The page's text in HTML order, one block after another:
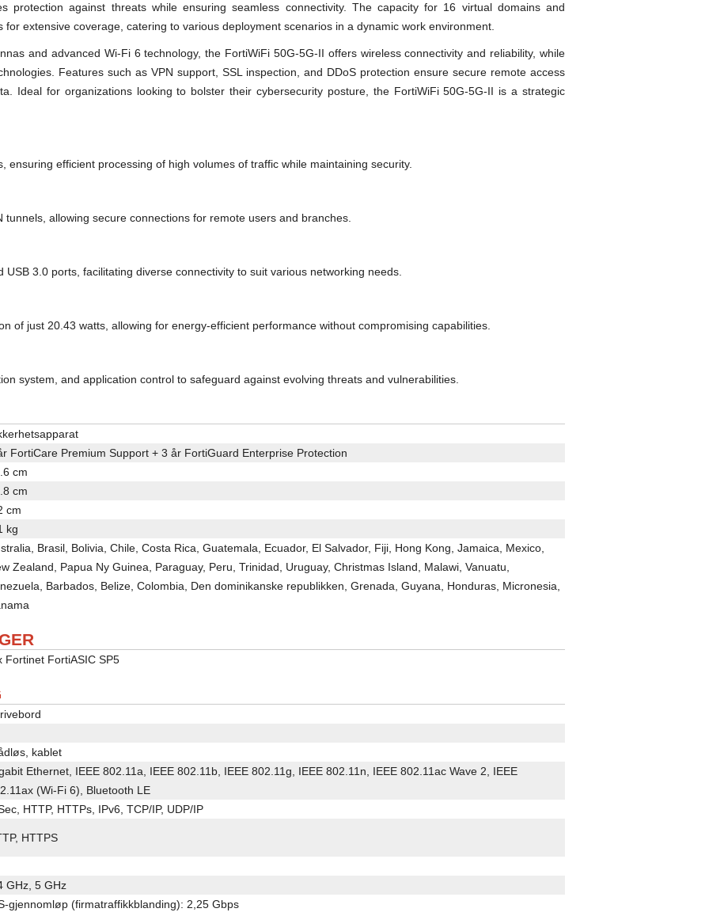
protection against threats while ensuring seamless connectivity. The capacity for 16 virtual domains and
extensive coverage, catering to various deployment scenarios in a dynamic work environment.
and advanced Wi-Fi 6 technology, the FortiWiFi 50G-5G-II offers wireless connectivity and reliability, while
Features such as VPN support, SSL inspection, and DDoS protection ensure secure remote access
Ideal for organizations looking to bolster their cybersecurity posture, the FortiWiFi 50G-5G-II is a strategic
ensuring efficient processing of high volumes of traffic while maintaining security.
tunnels, allowing secure connections for remote users and branches.
USB 3.0 ports, facilitating diverse connectivity to suit various networking needs.
of just 20.43 watts, allowing for energy-efficient performance without compromising capabilities.
system, and application control to safeguard against evolving threats and vulnerabilities.
FortiCare Premium Support + 3 år FortiGuard Enterprise Protection
cm
cm
cm
kg
Brasil, Bolivia, Chile, Costa Rica, Guatemala, Ecuador, El Salvador, Fiji, Hong Kong, Jamaica, Mexico,
Zealand, Papua Ny Guinea, Paraguay, Peru, Trinidad, Uruguay, Christmas Island, Malawi, Vanuatu,
Barbados, Belize, Colombia, Den dominikanske republikken, Grenada, Guyana, Honduras, Micronesia,
Fortinet FortiASIC SP5
kablet
Ethernet, IEEE 802.11a, IEEE 802.11b, IEEE 802.11g, IEEE 802.11n, IEEE 802.11ac Wave 2, IEEE
(Wi-Fi 6), Bluetooth LE
HTTP, HTTPs, IPv6, TCP/IP, UDP/IP
HTTPS
GHz, 5 GHz
gjennomløp (firmatraffikkblanding): 2,25 Gbps